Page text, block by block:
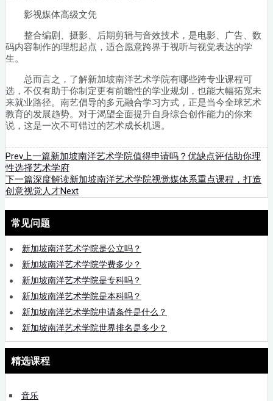
影视媒体高级文凭
整合编剧、摄影、后期剪辑与音效技术，是电影、广告、数
码内容制作的理想起点，适合愿意跨界于视听与视觉表达的学
生。
总而言之，了解新加坡南洋艺术学院有哪些跨专业课程可
选，不仅有助于你制定更有前瞻性的学业规划，也能大幅拓宽未
来就业路径。南艺倡导的多元融合学习方式，正是当今全球艺术
教育的发展趋势。对于渴望全面提升自身综合创作能力的你来
说，这是一次不可错过的艺术成长机遇。
Prev上一篇新加坡南洋艺术学院值得申请吗？优缺点评估助你理
性选择艺术学府
下一篇深度解读新加坡南洋艺术学院视觉媒体系重点课程，打造
创意视觉人才Next
常见问题
新加坡南洋艺术学院是公立吗？
新加坡南洋艺术学院学费多少？
新加坡南洋艺术学院是专科吗？
新加坡南洋艺术学院是本科吗？
新加坡南洋艺术学院申请条件是什么？
新加坡南洋艺术学院世界排名是多少？
精选课程
音乐